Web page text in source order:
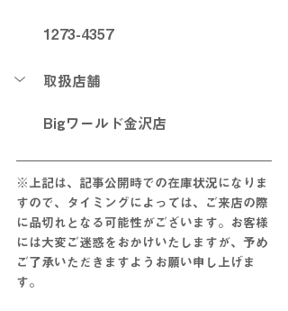
1273-4357
取扱店舗
Bigワールド金沢店
※上記は、記事公開時での在庫状況になりま
すので、タイミングによっては、ご来店の際
に品切れとなる可能性がございます。お客様
には大変ご迷惑をおかけいたしますが、予め
ご了承いただきますようお願い申し上げま
す。